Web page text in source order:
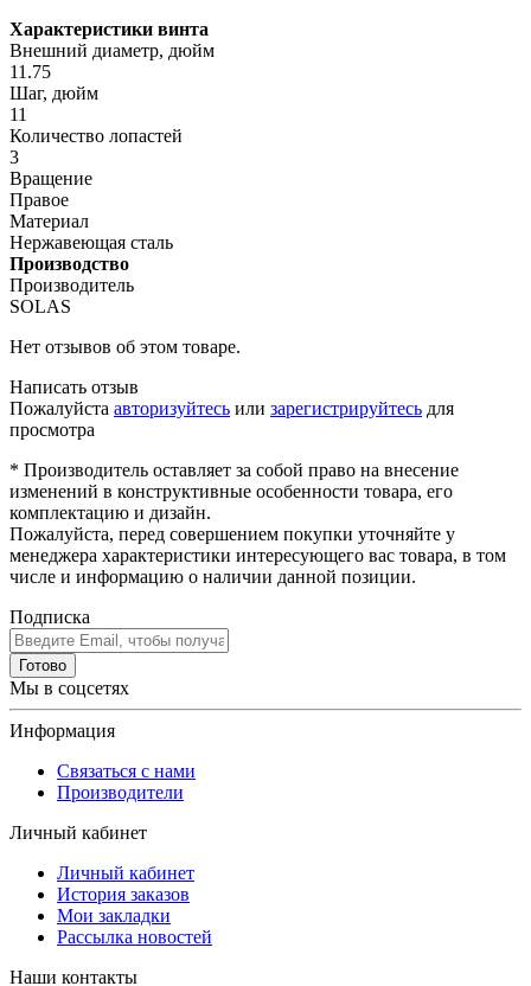
Характеристики винта
Внешний диаметр, дюйм
11.75
Шаг, дюйм
11
Количество лопастей
3
Вращение
Правое
Материал
Нержавеющая сталь
Производство
Производитель
SOLAS
Нет отзывов об этом товаре.
Написать отзыв
Пожалуйста авторизуйтесь или зарегистрируйтесь для
просмотра
* Производитель оставляет за собой право на внесение
изменений в конструктивные особенности товара, его
комплектацию и дизайн.
Пожалуйста, перед совершением покупки уточняйте у
менеджера характеристики интересующего вас товара, в том
числе и информацию о наличии данной позиции.
Подписка
Готово
Мы в соцсетях
Информация
Связаться с нами
Производители
Личный кабинет
Личный кабинет
История заказов
Мои закладки
Рассылка новостей
Наши контакты